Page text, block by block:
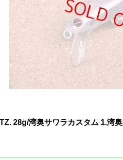
28g/湾奥サワラカスタム 1.湾